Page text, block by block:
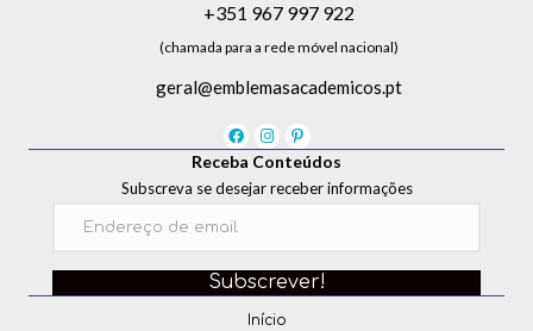
+351 967 997 922
(chamada para a rede móvel nacional)
geral@emblemasacademicos.pt
Receba Conteúdos
Subscreva se desejar receber informações
Subscrever!
Início